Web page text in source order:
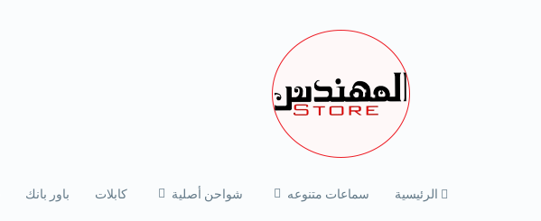
الرئيسية سماعات متنوعه شواحن أصلية كابلات باور بانك